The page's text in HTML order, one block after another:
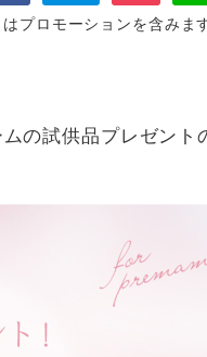
プロモーションを含みま
の試供品プレゼント